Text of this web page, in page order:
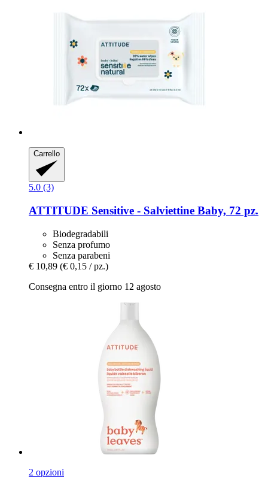
Carrello
5.0 (3)
ATTITUDE Sensitive -​ Salviettine Baby, 72 pz.
Biodegradabili
Senza profumo
Senza parabeni
€ 10,89 (€ 0,15 / pz.)
Consegna entro il giorno 12 agosto
2 opzioni